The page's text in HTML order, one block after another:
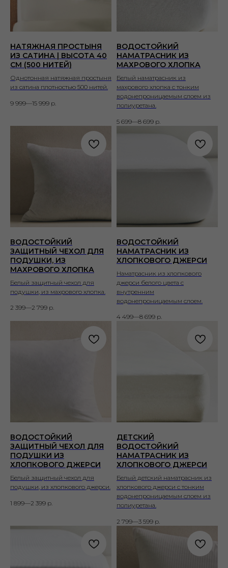
НАТЯЖНАЯ ПРОСТЫНЯ
ИЗ САТИНА | ВЫСОТА 40
СМ (500 НИТЕЙ)
Однотонная натяжная простыня
из сатина плотностью 500 нитей.
9 999—15 999 р.
ВОДОСТОЙКИЙ
НАМАТРАСНИК ИЗ
МАХРОВОГО ХЛОПКА
Белый наматрасник из
махрового хлопка с тонким
водонепроницаемым слоем из
полиуретана.
5 699—8 699 р.
ВОДОСТОЙКИЙ
ЗАЩИТНЫЙ ЧЕХОЛ ДЛЯ
ПОДУШКИ, ИЗ
МАХРОВОГО ХЛОПКА
Белый защитный чехол для
подушки, из махрового хлопка.
2 399—2 799 р.
ВОДОСТОЙКИЙ
НАМАТРАСНИК ИЗ
ХЛОПКОВОГО ДЖЕРСИ
Наматрасник из хлопкового
джерси белого цвета с
внутренним
водонепроницаемым слоем.
4 499—8 699 р.
ВОДОСТОЙКИЙ
ЗАЩИТНЫЙ ЧЕХОЛ ДЛЯ
ПОДУШКИ ИЗ
ХЛОПКОВОГО ДЖЕРСИ
Белый защитный чехол для
подушки, из хлопкового джерси.
1 899—2 399 р.
ДЕТСКИЙ
ВОДОСТОЙКИЙ
НАМАТРАСНИК ИЗ
ХЛОПКОВОГО ДЖЕРСИ
Белый детский наматрасник из
хлопкового джерси с тонким
водонепроницаемым слоем из
полиуретана.
2 799—3 599 р.